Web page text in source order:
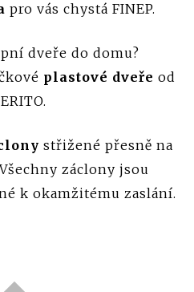
pro vás chystá FINEP.
dveře do domu?
plastové dveře od
střižené přesně na
záclony jsou
k okamžitému zaslání.